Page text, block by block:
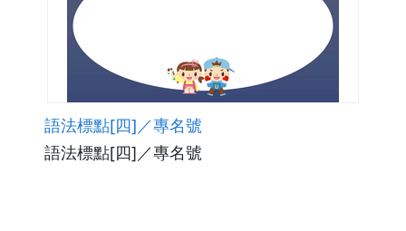
語法標點[四]／專名號
語法標點[四]／專名號